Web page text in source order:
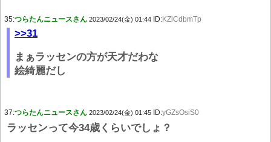
35:つらたんニュースさん 2023/02/24(金) 01:44 ID:KZlCdbmTp
>>31
まぁラッセンの方が天才だわな
絵綺麗だし
37:つらたんニュースさん 2023/02/24(金) 01:45 ID:yGZsOsiS0
ラッセンって今34歳くらいでしょ？